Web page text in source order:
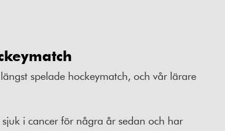
spelade hockeymatch, och vår lärare
i cancer för några år sedan och har